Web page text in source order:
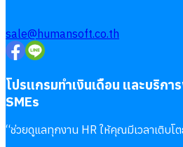
sale@humansoft.co.th
โปรแกรมทำเงินเดือน และบริกา
SMEs
“ช่วยดูแลทุกงาน HR ให้คุณมีเวลาเติบโ